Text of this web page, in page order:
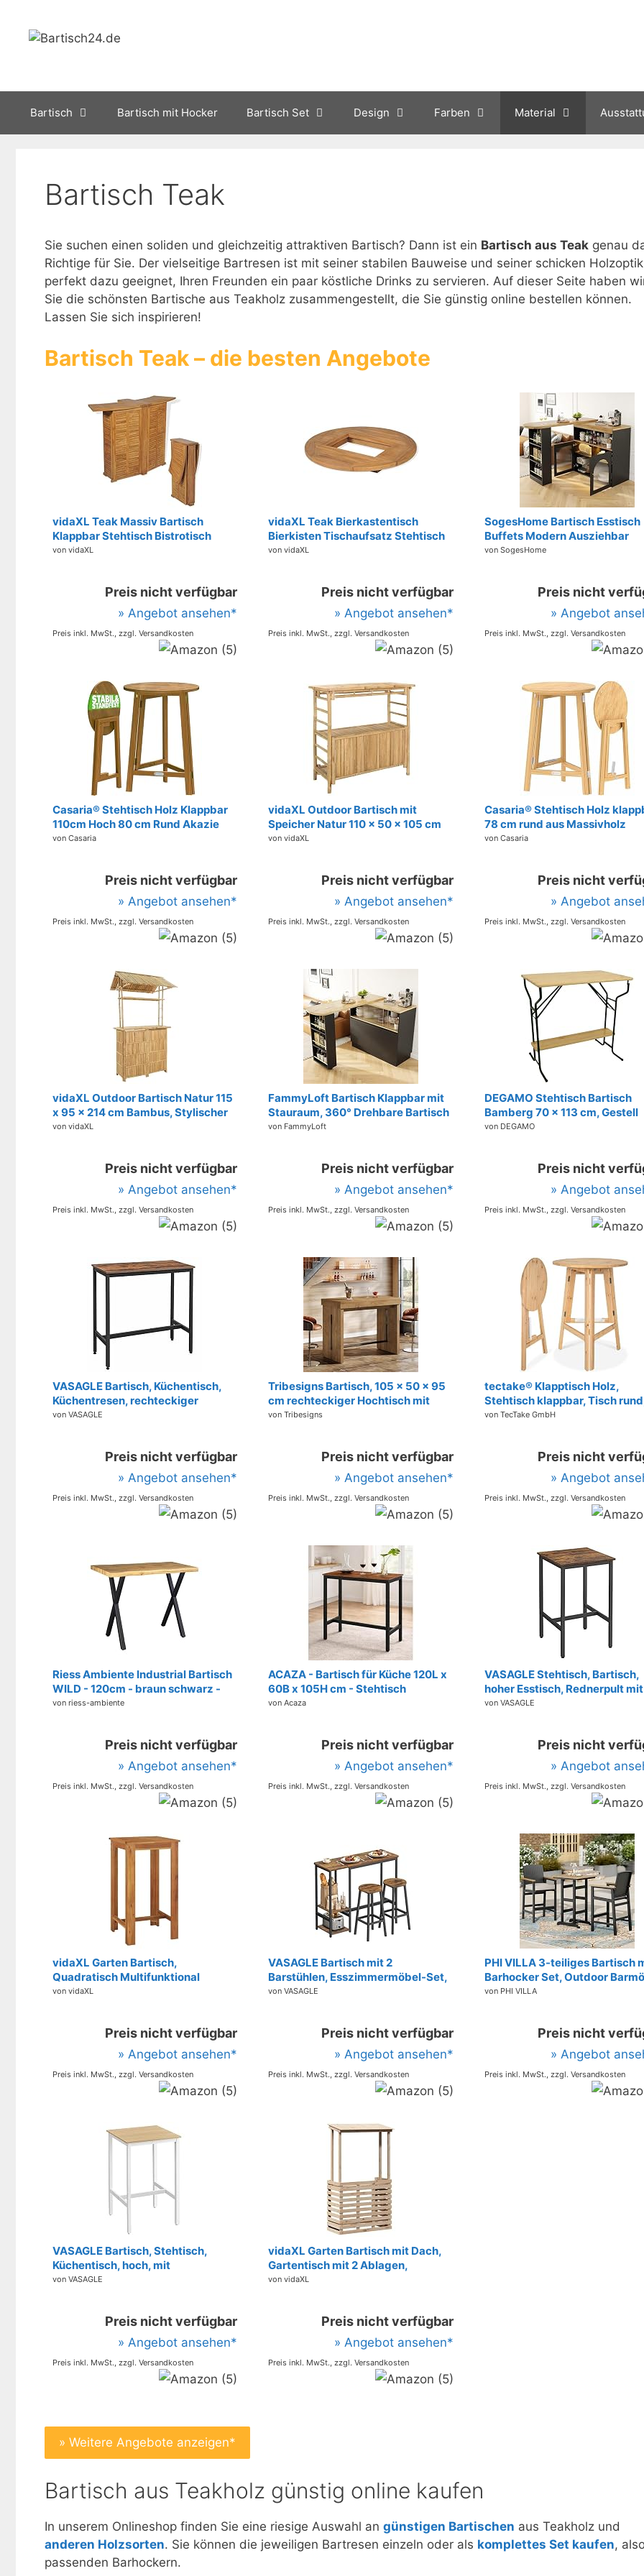
Inhalt
springen
Bartisch Bartisch mit Hocker Bartisch Set Design Farben Material
Bartisch Teak
Sie suchen einen soliden und gleichzeitig attraktiven Bartisch? Dann ist ein Bartisch aus Teak genau
Richtige für Sie. Der vielseitige Bartresen ist mit seiner stabilen Bauweise und seiner schicken Holzoptik
perfekt dazu geeignet, Ihren Freunden ein paar köstliche Drinks zu servieren. Auf dieser Seite haben
Sie die schönsten Bartische aus Teakholz zusammengestellt, die Sie günstig online bestellen können.
Lassen Sie sich inspirieren!
Bartisch Teak – die besten Angebote
vidaXL Teak Massiv Bartisch
Klappbar Stehtisch Bistrotisch
Gartenbar Theke Gartentheke
von vidaXL
Preis nicht verfügbar
» Angebot ansehen*
Preis inkl. MwSt., zzgl. Versandkosten
vidaXL Teak Bierkastentisch
Bierkisten Tischaufsatz Stehtisch
Bartisch Bistrotisch
von vidaXL
Preis nicht verfügbar
» Angebot ansehen*
Preis inkl. MwSt., zzgl. Versandkosten
SogesHome Bartisch Esstisch
Buffets Modern Ausziehbar
Drehbar Bartisch Tisch
Esszimmer
von SogesHome
Preis nicht
» Angebot
Preis inkl. MwSt., zzgl. Versandkosten
Casaria® Stehtisch Holz Klappbar
110cm Hoch 80 cm Rund Akazie
Rustikal Indoor Outdoor Bistrotisch
von Casaria
Preis nicht verfügbar
» Angebot ansehen*
Preis inkl. MwSt., zzgl. Versandkosten
vidaXL Outdoor Bartisch mit
Speicher Natur 110 x 50 x 105 cm
Bambus, Stylischer Bar-Tisch,
Design, minimalistisch und chic
von vidaXL
Preis nicht verfügbar
» Angebot ansehen*
Preis inkl. MwSt., zzgl. Versandkosten
Casaria® Stehtisch Holz
78 cm rund aus Massivholz
Bartisch 111 cm hoch
von Casaria
Preis nicht
» Angebot
Preis inkl. MwSt., zzgl. Versandkosten
vidaXL Outdoor Bartisch Natur 115
x 95 x 214 cm Bambus, Stylischer
Bar-Tisch, robust für
minimalistisch und chic
von vidaXL
Preis nicht verfügbar
» Angebot ansehen*
Preis inkl. MwSt., zzgl. Versandkosten
FammyLoft Bartisch Klappbar mit
Stauraum, 360° Drehbare Bartisch
Küche mit Ablageflächen,
Küchentheke, (90-
120X45X100cm), Schwarz
von FammyLoft
Preis nicht verfügbar
» Angebot ansehen*
Preis inkl. MwSt., zzgl. Versandkosten
DEGAMO Stehtisch Bartisch
Bamberg 70 x 113 cm, Gestell
Stahlrohr dunkelgrün,
von DEGAMO
Preis nicht
» Angebot
Preis inkl. MwSt., zzgl. Versandkosten
VASAGLE Bartisch, Küchentisch,
Küchentresen, rechteckiger
Stehtisch, stabiles Metallgestell,
schwarz LBT10X, 100 x 40 x 90 cm
von VASAGLE
Preis nicht verfügbar
» Angebot ansehen*
Preis inkl. MwSt., zzgl. Versandkosten
Tribesigns Bartisch, 105 x 50 x 95
cm rechteckiger Hochtisch mit
Metall-Fußstütze, rustikales Braun
von Tribesigns
Preis nicht verfügbar
» Angebot ansehen*
Preis inkl. MwSt., zzgl. Versandkosten
tectake® Klapptisch Holz,
Stehtisch klappbar, Tisch
klappbarer Bistrotisch,
Stehempfang - Höhe ca. 110
von TecTake GmbH
Preis nicht
» Angebot
Preis inkl. MwSt., zzgl. Versandkosten
Riess Ambiente Industrial Bartisch
WILD - 120cm - braun schwarz -
Beistelltisch mit Wildeichen-Optik
von riess-ambiente
Preis nicht verfügbar
» Angebot ansehen*
Preis inkl. MwSt., zzgl. Versandkosten
ACAZA - Bartisch für Küche 120L x
60B x 105H cm - Stehtisch
rechteckig und 105cm Hoch -
von Acaza
Preis nicht verfügbar
» Angebot ansehen*
Preis inkl. MwSt., zzgl. Versandkosten
VASAGLE Stehtisch, Bartisch,
hoher Esstisch, Rednerpult mit
stabilem Stahlgestell, 60 x 60
schwarz LBT25X
von VASAGLE
Preis nicht
» Angebot
Preis inkl. MwSt., zzgl. Versandkosten
vidaXL Garten Bartisch,
Quadratisch Multifunktional
Gartentisch, Stehtisch Bistrotisch
von vidaXL
Preis nicht verfügbar
» Angebot ansehen*
Preis inkl. MwSt., zzgl. Versandkosten
VASAGLE Bartisch mit 2
Barstühlen, Esszimmermöbel-Set,
Essgruppe, mit
Metallrahmen, einfache Montage,
vintagebraun-schwarz
von VASAGLE
Preis nicht verfügbar
» Angebot ansehen*
Preis inkl. MwSt., zzgl. Versandkosten
PHI VILLA 3-teiliges Bartisch
Barhocker Set, Outdoor
Garten Bartisch Set mit Rattan
Stühlen für Terrasse
von PHI VILLA
Preis nicht
» Angebot
Preis inkl. MwSt., zzgl. Versandkosten
VASAGLE Bartisch, Stehtisch,
Küchentisch, hoch, mit
Stahlgestell, 60 x 60 x 92 cm,
eichenbeige-weiß LBT025W09
von VASAGLE
Preis nicht verfügbar
» Angebot ansehen*
Preis inkl. MwSt., zzgl. Versandkosten
vidaXL Garten Bartisch mit Dach,
Gartentisch mit 2 Ablagen,
Stehtisch für Garten Terrasse,
von vidaXL
Preis nicht verfügbar
» Angebot ansehen*
Preis inkl. MwSt., zzgl. Versandkosten
» Weitere Angebote anzeigen*
Bartisch aus Teakholz günstig online kaufen
In unserem Onlineshop finden Sie eine riesige Auswahl an günstigen Bartischen aus Teakholz und
anderen Holzsorten. Sie können die jeweiligen Bartresen einzeln oder als komplettes Set kaufen,
passenden Barhockern.